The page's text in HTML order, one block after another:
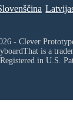
- Clever
is a
in U.S.